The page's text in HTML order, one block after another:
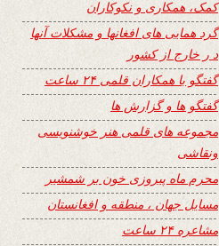
کمک، همکاری و نکوکاران
گرد همایی های افغانها و مشکلات آنها
د ر خارج از کشور
گفتگو با همکاران قلمی ۲۴ ساعت
گفتگو ها و گزارش ها
مجموعه های قلمی هنر خوشنویسی
ونقاشی
محرم ماه پیروزی خون بر شمشیر
مسایل جهان ، منطقه و افغانستان
مشاعره ۲۴ ساعت